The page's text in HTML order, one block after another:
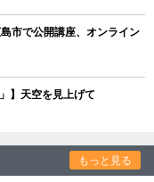
市で公開講座、オンライン
】天空を見上げて
もっと見る